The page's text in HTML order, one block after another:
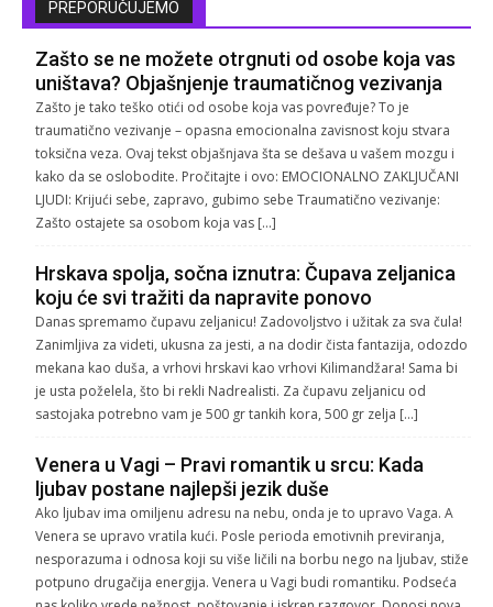
PREPORUČUJEMO
Zašto se ne možete otrgnuti od osobe koja vas
uništava? Objašnjenje traumatičnog vezivanja
Zašto je tako teško otići od osobe koja vas povređuje? To je
traumatično vezivanje – opasna emocionalna zavisnost koju stvara
toksična veza. Ovaj tekst objašnjava šta se dešava u vašem mozgu i
kako da se oslobodite. Pročitajte i ovo: EMOCIONALNO ZAKLJUČANI
LJUDI: Krijući sebe, zapravo, gubimo sebe Traumatično vezivanje:
Zašto ostajete sa osobom koja vas […]
Hrskava spolja, sočna iznutra: Čupava zeljanica
koju će svi tražiti da napravite ponovo
Danas spremamo čupavu zeljanicu! Zadovoljstvo i užitak za sva čula!
Zanimljiva za videti, ukusna za jesti, a na dodir čista fantazija, odozdo
mekana kao duša, a vrhovi hrskavi kao vrhovi Kilimandžara! Sama bi
je usta poželela, što bi rekli Nadrealisti. Za čupavu zeljanicu od
sastojaka potrebno vam je 500 gr tankih kora, 500 gr zelja […]
Venera u Vagi – Pravi romantik u srcu: Kada
ljubav postane najlepši jezik duše
Ako ljubav ima omiljenu adresu na nebu, onda je to upravo Vaga. A
Venera se upravo vratila kući. Posle perioda emotivnih previranja,
nesporazuma i odnosa koji su više ličili na borbu nego na ljubav, stiže
potpuno drugačija energija. Venera u Vagi budi romantiku. Podseća